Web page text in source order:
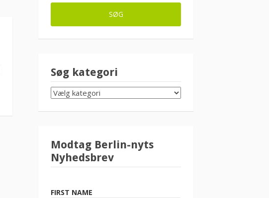
Søg kategori
SØG
KATEGORI
Modtag Berlin-nyts
Nyhedsbrev
FIRST NAME